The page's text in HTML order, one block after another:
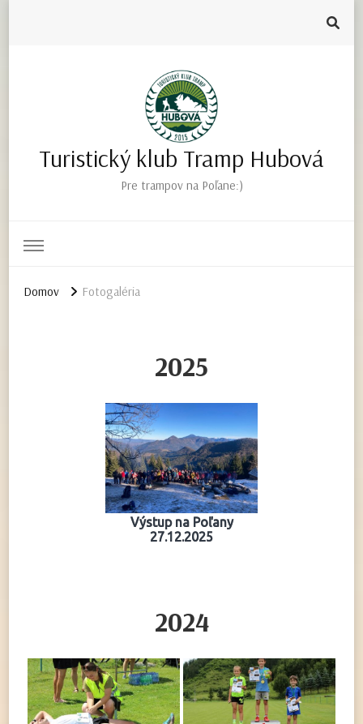
Turistický klub Tramp Hubová
Pre trampov na Poľane:)
Domov Fotogaléria
2025
Výstup na Poľany
27.12.2025
2024